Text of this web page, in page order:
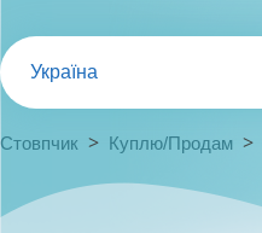
Україна
Стовпчик > Куплю/Продам >